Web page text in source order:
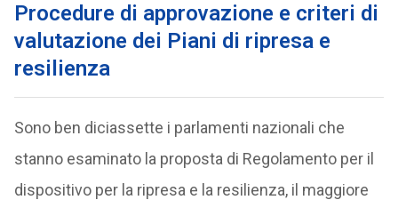
Procedure di approvazione e criteri di
valutazione dei Piani di ripresa e
resilienza
Sono ben diciassette i parlamenti nazionali che
stanno esaminato la proposta di Regolamento per il
dispositivo per la ripresa e la resilienza, il maggiore